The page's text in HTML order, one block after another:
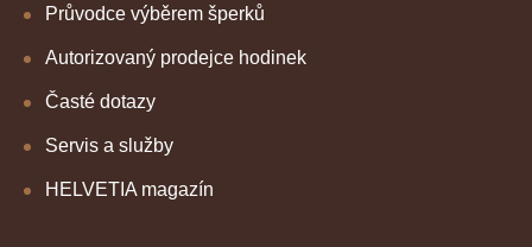
Průvodce výběrem šperků
Autorizovaný prodejce hodinek
Časté dotazy
Servis a služby
HELVETIA magazín